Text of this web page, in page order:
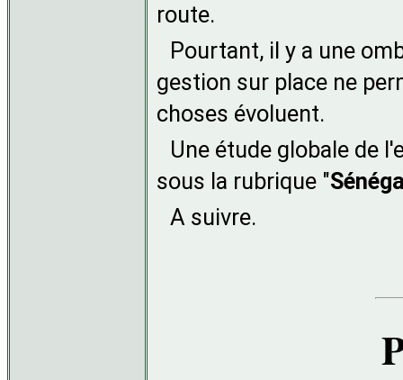
route.
Pourtant, il y a une
gestion sur place ne
choses évoluent.
Une étude globale de
sous la rubrique "
A suivre.